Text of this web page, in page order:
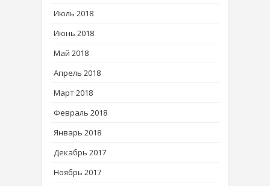
Июль 2018
Июнь 2018
Май 2018
Апрель 2018
Март 2018
Февраль 2018
Январь 2018
Декабрь 2017
Ноябрь 2017